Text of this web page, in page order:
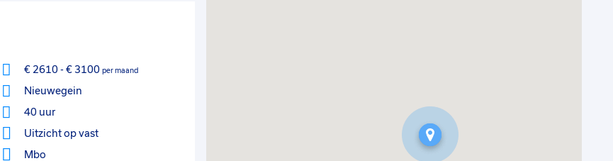
€ 2610- € 3100 per maand
Nieuwegein
40 uur
Uitzicht op vast
Mbo